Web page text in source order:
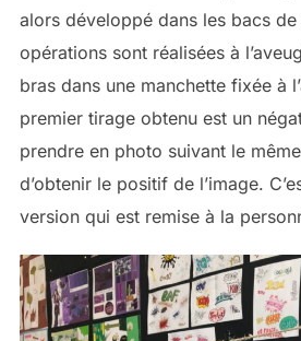
alors développé dans les bacs
opérations sont réalisées à
bras dans une manchette fixée à
premier tirage obtenu est un
prendre en photo suivant le
d’obtenir le positif de l’image.
version qui est remise à la